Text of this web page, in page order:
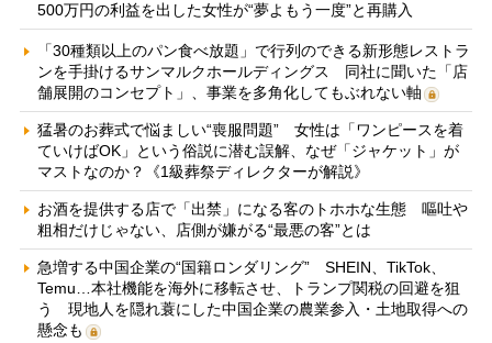
500万円の利益を出した女性が“夢よもう一度”と再購入
「30種類以上のパン食べ放題」で行列のできる新形態レストラ
ンを手掛けるサンマルクホールディングス 同社に聞いた「店
舗展開のコンセプト」、事業を多角化してもぶれない軸
猛暑のお葬式で悩ましい“喪服問題” 女性は「ワンピースを着
ていけばOK」という俗説に潜む誤解、なぜ「ジャケット」が
マストなのか？《1級葬祭ディレクターが解説》
お酒を提供する店で「出禁」になる客のトホホな生態 嘔吐や
粗相だけじゃない、店側が嫌がる“最悪の客”とは
急増する中国企業の“国籍ロンダリング” SHEIN、TikTok、
Temu…本社機能を海外に移転させ、トランプ関税の回避を狙
う 現地人を隠れ蓑にした中国企業の農業参入・土地取得への
懸念も